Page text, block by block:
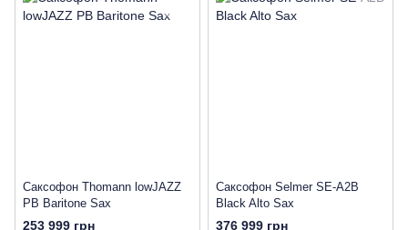
Саксофон Thomann lowJAZZ
PB Baritone Sax
253 999 грн
Саксофон Selmer SE-A2B
Black Alto Sax
376 999 грн